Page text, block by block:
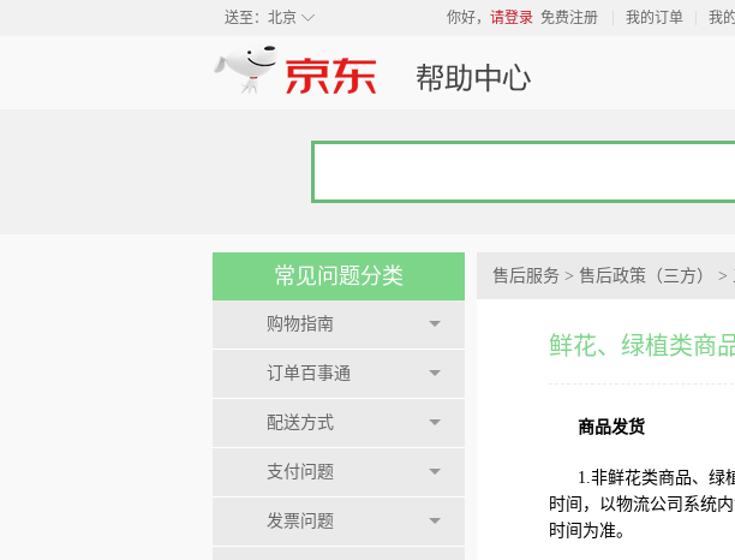
◇
送至： 北京 你好， 请登录 免费注册 我的订单 我
常见问题分类
购物指南
订单百事通
配送方式
支付问题
发票问题
售后服务 > 售后政策（三方） >
鲜花、绿植类商
商品发货
1.非鲜花类商品、绿
时间，以物流公司系统
时间为准。